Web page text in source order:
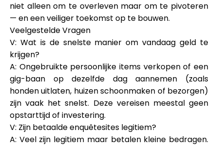
niet alleen om te overleven maar om te pivoteren
— en een veiliger toekomst op te bouwen.
Veelgestelde Vragen
V: Wat is de snelste manier om vandaag geld te
krijgen?
A: Ongebruikte persoonlijke items verkopen of een
gig-baan op dezelfde dag aannemen (zoals
honden uitlaten, huizen schoonmaken of bezorgen)
zijn vaak het snelst. Deze vereisen meestal geen
opstarttijd of investering.
V: Zijn betaalde enquêtesites legitiem?
A: Veel zijn legitiem maar betalen kleine bedragen.